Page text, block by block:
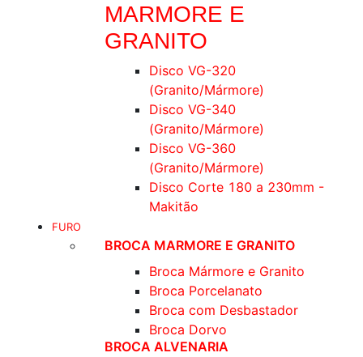
MARMORE E
GRANITO
Disco VG-320
(Granito/Mármore)
Disco VG-340
(Granito/Mármore)
Disco VG-360
(Granito/Mármore)
Disco Corte 180 a 230mm -
Makitão
FURO
BROCA MARMORE E GRANITO
Broca Mármore e Granito
Broca Porcelanato
Broca com Desbastador
Broca Dorvo
BROCA ALVENARIA